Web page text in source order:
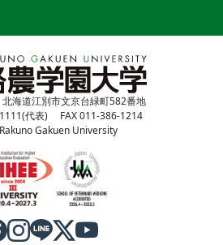
海道江別市文京台緑町582番地
代表) FAX 011-386-1214
Gakuen University